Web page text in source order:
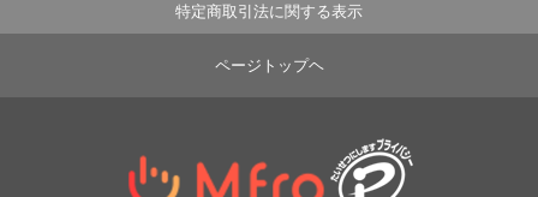
特定商取引法に関する表示
ページトップヘ